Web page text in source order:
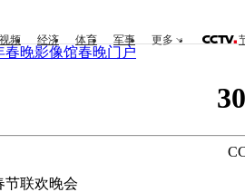
视频 经济 体育 军事 更多
春晚影像馆春晚门户
节联欢晚会